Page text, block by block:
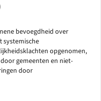
bevoegdheid over
systemische
opgenomen,
gemeenten en niet-
door